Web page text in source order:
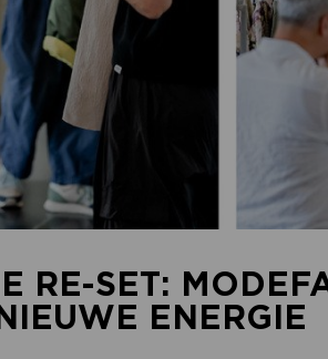
RE-SET:
ENERGIE